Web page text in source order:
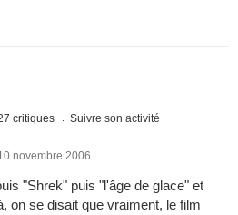
critiques Suivre son activité
novembre 2006
"Shrek" puis "l'âge de glace" et
on se disait que vraiment, le film